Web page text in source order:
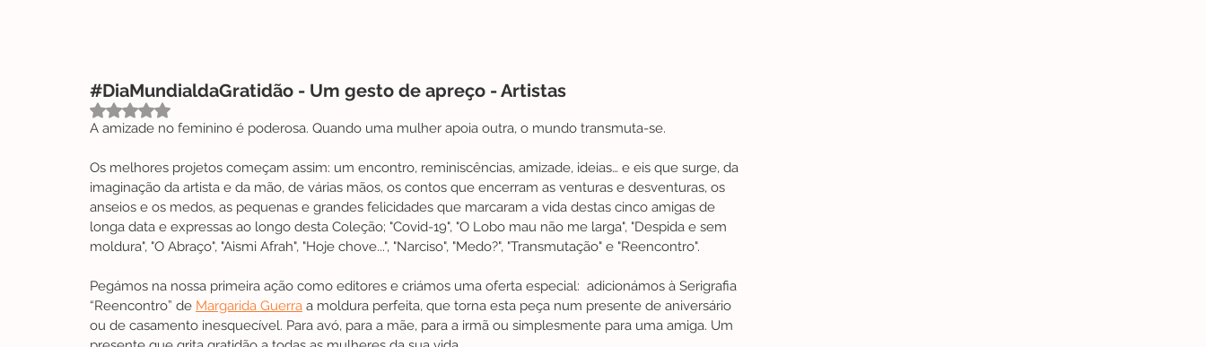
#DiaMundialdaGratidão - Um gesto de apreço - Artistas
Avaliado com NaN de 5 estrelas.
A amizade no feminino é poderosa. Quando uma mulher apoia outra, o mundo transmuta-se.
Os melhores projetos começam assim: um encontro, reminiscências, amizade, ideias… e eis que surge, da
imaginação da artista e da mão, de várias mãos, os contos que encerram as venturas e desventuras, os
anseios e os medos, as pequenas e grandes felicidades que marcaram a vida destas cinco amigas de
longa data e expressas ao longo desta Coleção; "Covid-19", "O Lobo mau não me larga", "Despida e sem
moldura", "O Abraço", "Aismi Afrah", "Hoje chove...", "Narciso", "Medo?", "Transmutação" e "Reencontro".
Pegámos na nossa primeira ação como editores e criámos uma oferta especial:  adicionámos à Serigrafia
“Reencontro” de Margarida Guerra a moldura perfeita, que torna esta peça num presente de aniversário
ou de casamento inesquecível. Para avó, para a mãe, para a irmã ou simplesmente para uma amiga. Um